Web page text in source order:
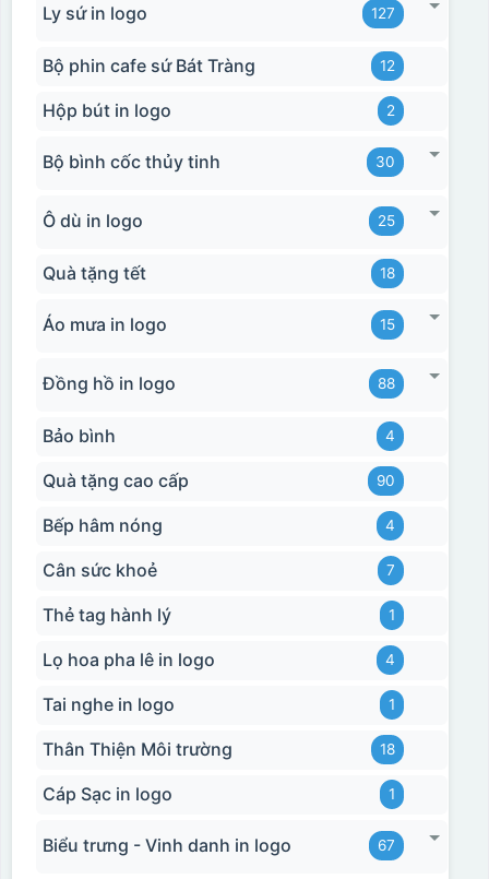
Ly sứ in logo 127
Bộ phin cafe sứ Bát Tràng 12
Hộp bút in logo 2
Bộ bình cốc thủy tinh 30
Ô dù in logo 25
Quà tặng tết 18
Áo mưa in logo 15
Đồng hồ in logo 88
Bảo bình 4
Quà tặng cao cấp 90
Bếp hâm nóng 4
Cân sức khoẻ 7
Thẻ tag hành lý 1
Lọ hoa pha lê in logo 4
Tai nghe in logo 1
Thân Thiện Môi trường 18
Cáp Sạc in logo 1
Biểu trưng - Vinh danh in logo 67